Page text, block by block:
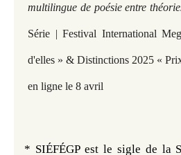
multilingue de poésie entre
Série | Festival International
d'elles » & Distinctions 2025 «
en ligne le 8 avril
* SIÉFÉGP est le sigle de la